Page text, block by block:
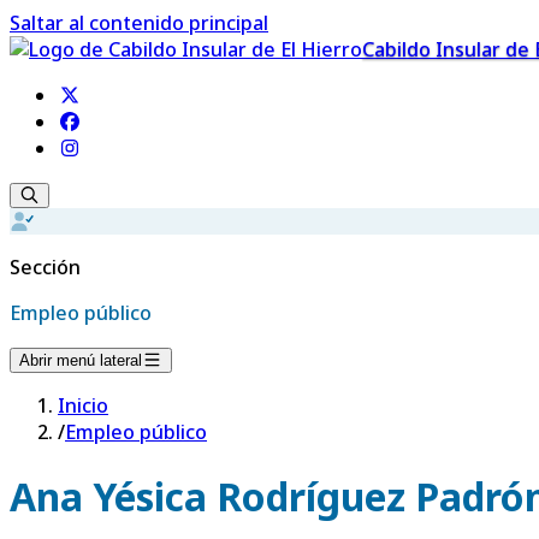
Saltar al contenido principal
Cabildo Insular de
Sección
Empleo público
Abrir menú lateral
Inicio
/Empleo público
Ana Yésica Rodríguez